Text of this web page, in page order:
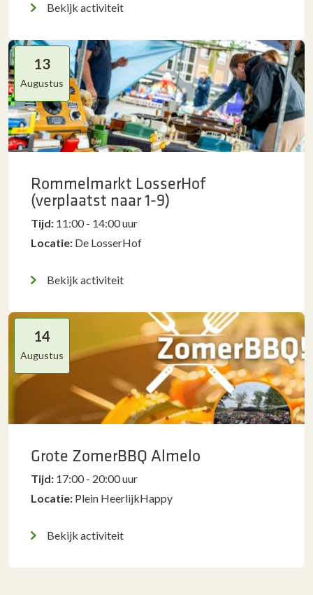
Bekijk activiteit
13
Augustus
Rommelmarkt LosserHof
(verplaatst naar 1-9)
Tijd: 11:00 - 14:00 uur
Locatie: De LosserHof
Bekijk activiteit
14
Augustus
Grote ZomerBBQ Almelo
Tijd: 17:00 - 20:00 uur
Locatie: Plein HeerlijkHappy
Bekijk activiteit